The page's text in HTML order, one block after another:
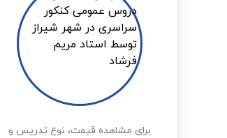
برای مشاهده قیمت، نوع تدریس و